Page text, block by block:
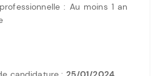
: Au moins 1 an